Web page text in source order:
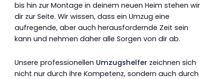
bis hin zur Montage in deinem neuen Heim stehen wir
dir zur Seite. Wir wissen, dass ein Umzug eine
aufregende, aber auch herausfordernde Zeit sein
kann und nehmen daher alle Sorgen von dir ab.
Unsere professionellen Umzugshelfer zeichnen sich
nicht nur durch ihre Kompetenz, sondern auch durch